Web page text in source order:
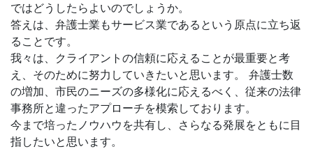
ではどうしたらよいのでしょうか。
答えは、弁護士業もサービス業であるという原点に立ち返
ることです。
我々は、クライアントの信頼に応えることが最重要と考
え、そのために努力していきたいと思います。 弁護士数
の増加、市民のニーズの多様化に応えるべく、従来の法律
事務所と違ったアプローチを模索しております。
今まで培ったノウハウを共有し、さらなる発展をともに目
指したいと思います。